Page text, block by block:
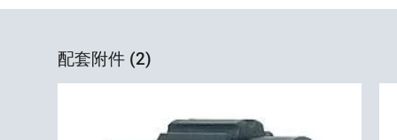
配套附件 (2)